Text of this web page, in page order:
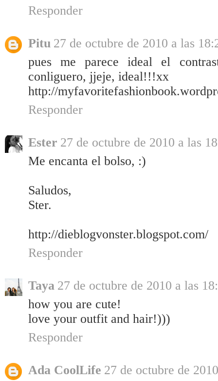
Responder
Pitu 27 de octubre de 2010 a las
pues me parece ideal el
conliguero, jjeje, ideal!!!xx
http://
Responder
Ester 27 de octubre de 2010 a las
Me encanta el bolso, :)
Saludos,
Ster.
http://dieblogvonster.blogspot.com/
Responder
Taya 27 de octubre de 2010 a las
how you are cute!
love your outfit and hair!)))
Responder
Ada CoolLife 27 de octubre de